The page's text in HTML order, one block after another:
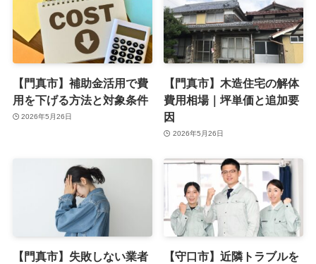
【門真市】補助金活用で費
用を下げる方法と対象条件
2026年5月26日
【門真市】木造住宅の解体
費用相場｜坪単価と追加要
因
2026年5月26日
【門真市】失敗しない業者
【守口市】近隣トラブルを